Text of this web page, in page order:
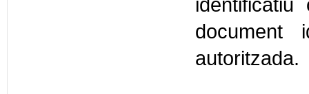
document
autoritzada.